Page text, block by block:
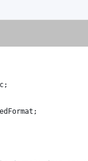
;
;